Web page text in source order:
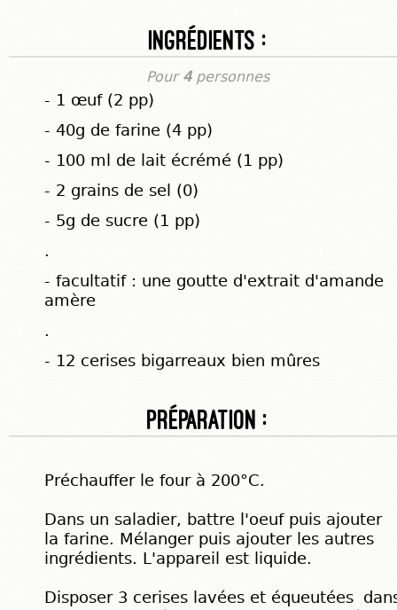
Ingrédients :
Pour 4personnes
- 1 œuf (2 pp)
- 40g de farine (4 pp)
- 100 ml de lait écrémé (1 pp)
- 2 grains de sel (0)
- 5g de sucre (1 pp)
.
- facultatif : une goutte d'extrait d'amande
amère
.
- 12 cerises bigarreaux bien mûres
Préparation :
Préchauffer le four à 200°C.
Dans un saladier, battre l'oeuf puis ajouter
la farine. Mélanger puis ajouter les autres
ingrédients. L'appareil est liquide.
Disposer 3 cerises lavées et équeutées